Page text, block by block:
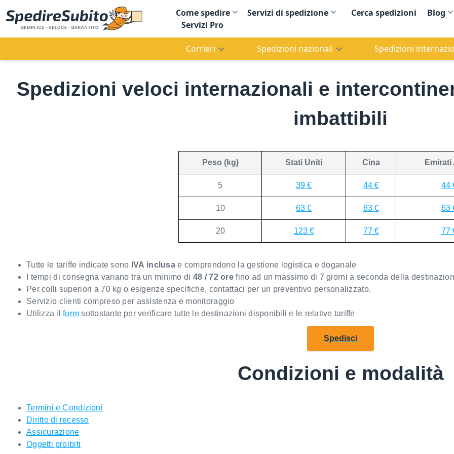
Come spedire Servizi di spedizione Cerca spedizioni
Blog
Servizi Pro
Corrieri Spedizioni nazionali Spedizioni
Spedizioni veloci internazionali e
imbattibili
Peso (kg) Stati Uniti Cina Emirati
5 39 € 44 € 44
10 63 € 63 € 63
20 123 € 77 € 77
Tutte le tariffe indicate sono IVA inclusa e comprendono la gestione logistica e doganale
I tempi di consegna variano tra un minimo di 48 / 72 ore fino ad un massimo di 7 giorni a seconda della
Per colli superiori a 70 kg o esigenze specifiche, contattaci per un preventivo personalizzato.
Servizio clienti compreso per assistenza e monitoraggio
Utilizza il form sottostante per verificare tutte le destinazioni disponibili e le relative tariffe
Spedisci
Condizioni e modalità
Termini e Condizioni
Diritto di recesso
Assicurazione
Oggetti proibiti